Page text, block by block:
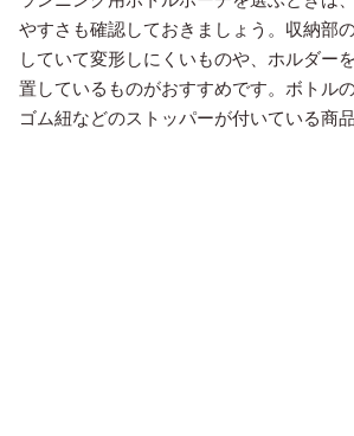
やすさも確認しておきましょう。収納部
していて変形しにくいものや、ホルダー
置しているものがおすすめです。ボトル
ゴム紐などのストッパーが付いている商